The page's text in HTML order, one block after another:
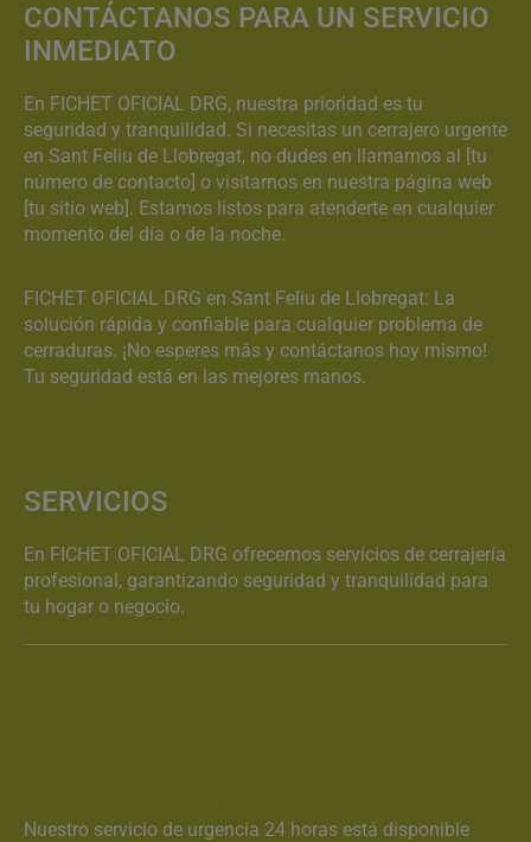
CONTÁCTANOS PARA UN SERVICIO
INMEDIATO
En FICHET OFICIAL DRG, nuestra prioridad es tu
seguridad y tranquilidad. Si necesitas un cerrajero urgente
en Sant Feliu de Llobregat, no dudes en llamarnos al [tu
número de contacto] o visitarnos en nuestra página web
[tu sitio web]. Estamos listos para atenderte en cualquier
momento del día o de la noche.
FICHET OFICIAL DRG en Sant Feliu de Llobregat: La
solución rápida y confiable para cualquier problema de
cerraduras. ¡No esperes más y contáctanos hoy mismo!
Tu seguridad está en las mejores manos.
SERVICIOS
En FICHET OFICIAL DRG ofrecemos servicios de cerrajería
profesional, garantizando seguridad y tranquilidad para
tu hogar o negocio.
Nuestro servicio de urgencia 24 horas está disponible